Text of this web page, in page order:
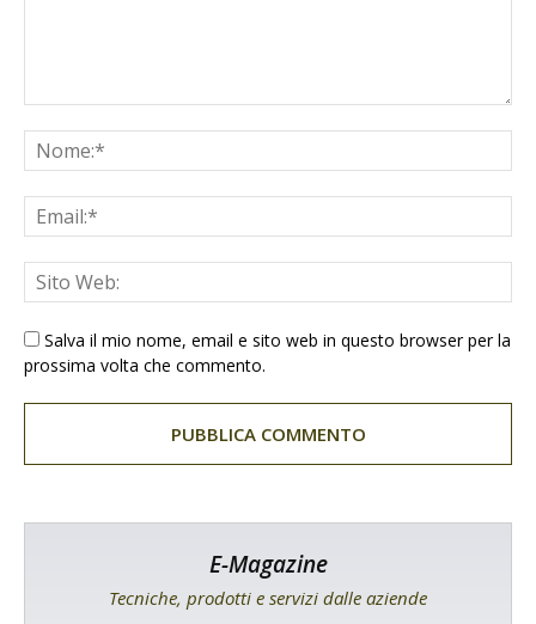
Salva il mio nome, email e sito web in questo browser per la
prossima volta che commento.
E-Magazine
Tecniche, prodotti e servizi dalle aziende